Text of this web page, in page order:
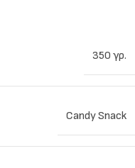
350 γρ.
Candy Snack